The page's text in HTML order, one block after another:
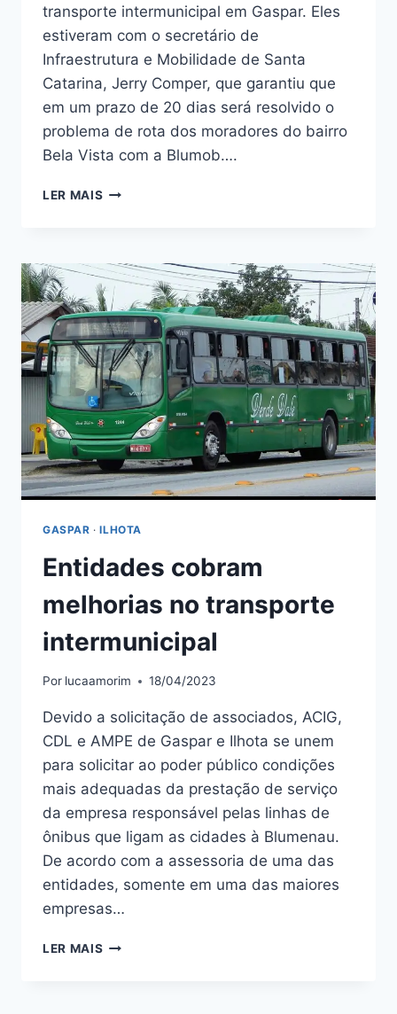
transporte intermunicipal em Gaspar. Eles
estiveram com o secretário de
Infraestrutura e Mobilidade de Santa
Catarina, Jerry Comper, que garantiu que
em um prazo de 20 dias será resolvido o
problema de rota dos moradores do bairro
Bela Vista com a Blumob….
LER MAIS VEREADORES
MELHORAR
O
TRANSPORTE
INTERMUNICIPAL
GASPAR ·ILHOTA
Entidades cobram
melhorias no transporte
intermunicipal
Por lucaamorim 18/04/2023
Devido a solicitação de associados, ACIG,
CDL e AMPE de Gaspar e Ilhota se unem
para solicitar ao poder público condições
mais adequadas da prestação de serviço
da empresa responsável pelas linhas de
ônibus que ligam as cidades à Blumenau.
De acordo com a assessoria de uma das
entidades, somente em uma das maiores
empresas…
LER MAIS ENTIDADES